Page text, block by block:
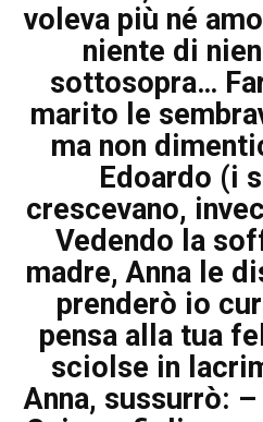
voleva più né
niente di
sottosopra…
marito le
ma non
Edoardo (i
crescevano,
Vedendo la
madre, Anna le
prenderò io
pensa alla tua
sciolse in
Anna, sussurrò: